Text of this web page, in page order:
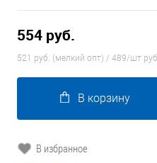
554 руб.
521 руб. (мелкий опт) / 489/шт
В корзину
В избранное